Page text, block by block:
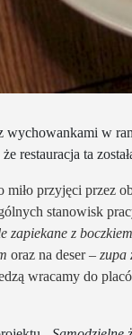
wychowankami w
restauracja ta
przyjęci przez
stanowisk
zapiekane z
oraz na deser – zupa
wracamy do